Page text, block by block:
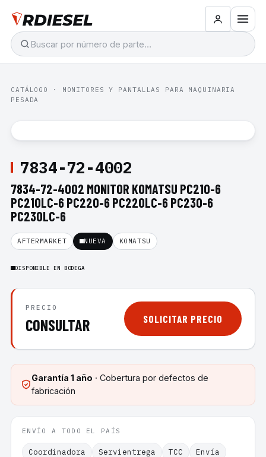
CATÁLOGO · MONITORES Y PANTALLAS PARA MAQUINARIA
PESADA
7834-72-4002
7834-72-4002 MONITOR KOMATSU PC210-6
PC210LC-6 PC220-6 PC220LC-6 PC230-6
PC230LC-6
AFTERMARKET NUEVA KOMATSU
DISPONIBLE EN BODEGA
PRECIO
CONSULTAR SOLICITAR PRECIO
Garantía 1 año · Cobertura por defectos de
fabricación
ENVÍO A TODO EL PAÍS
Coordinadora Servientrega TCC Envía